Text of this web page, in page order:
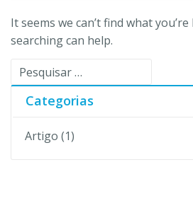
It seems we can’t find what
searching can help.
Pesquisar
por:
Categorias
Artigo (1)